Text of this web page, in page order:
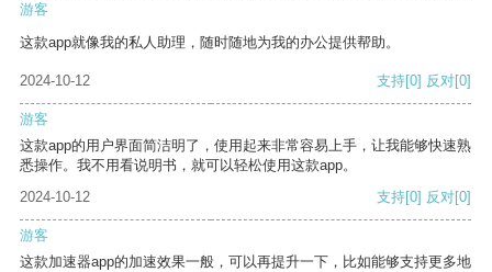
游客
这款app就像我的私人助理，随时随地为我的办公提供帮助。
2024-10-12 支持[0] 反对[0]
游客
这款app的用户界面简洁明了，使用起来非常容易上手，让我能够快速熟
悉操作。我不用看说明书，就可以轻松使用这款app。
2024-10-12
支持[0] 反对[0]
游客
这款加速器app的加速效果一般，可以再提升一下，比如能够支持更多地